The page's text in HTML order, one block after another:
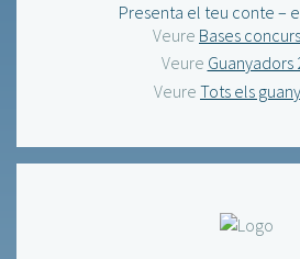
Presenta el teu conte –
Veure Bases
Veure Guanyadors
Veure Tots els